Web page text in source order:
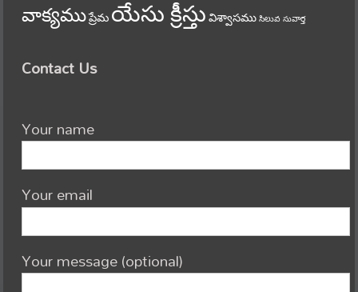
వాక్యముప్రేమ యేసు క్రీస్తు విశ్వాసము సిలువ సువార్త
Contact Us
Your name
Your email
Your message (optional)